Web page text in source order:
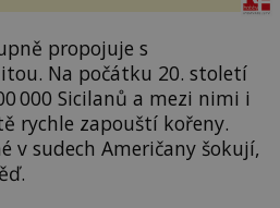
propojuje s
Na počátku 20. století
000 Sicilanů a mezi nimi i
rychle zapouští kořeny.
v sudech Američany šokují,